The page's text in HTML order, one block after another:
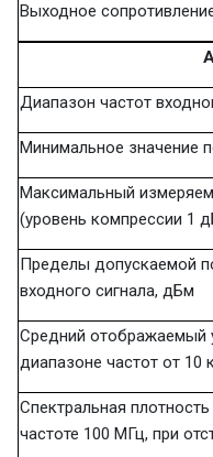
Выходное
Диапазон частот
Минимальное значение
Максимальный
(уровень компрессии 1
Пределы допускаемой
входного сигнала, дБм
Средний отображаемый
диапазоне частот от
Спектральная
частоте 100 МГц, при